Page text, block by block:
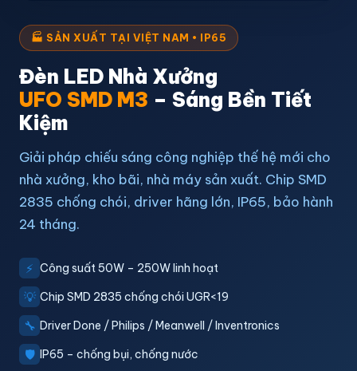
🏭 SẢN XUẤT TẠI VIỆT NAM • IP65
Đèn LED Nhà Xưởng
UFO SMD M3 – Sáng Bền Tiết
Kiệm
Giải pháp chiếu sáng công nghiệp thế hệ mới cho
nhà xưởng, kho bãi, nhà máy sản xuất. Chip SMD
2835 chống chói, driver hãng lớn, IP65, bảo hành
24 tháng.
⚡ Công suất 50W – 250W linh hoạt
💡 Chip SMD 2835 chống chói UGR<19
🔧 Driver Done / Philips / Meanwell / Inventronics
🛡️ IP65 – chống bụi, chống nước